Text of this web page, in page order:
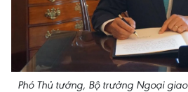
Phó Thủ tướng, Bộ trưởng Ngoại